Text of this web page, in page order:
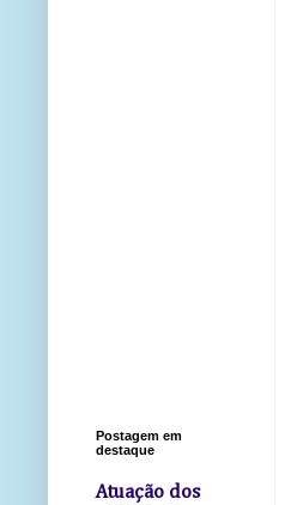
Postagem em
destaque
Atuação dos